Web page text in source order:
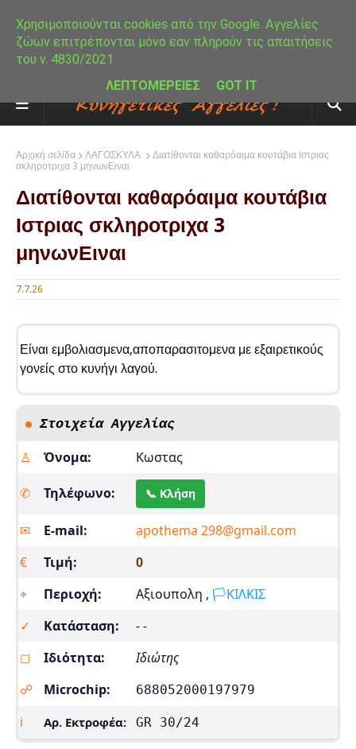
Αρχική σελίδα ΛΑΓΟΣΚΥΛΑ
Διατίθονται καθαρόαιμα κουτάβια Ιστριας
σκληροτριχα 3 μηνωνΕιναι
Διατίθονται καθαρόαιμα κουτάβια
Ιστριας σκληροτριχα 3
μηνωνΕιναι
7.7.26
Είναι εμβολιασμενα,αποπαρασιτομενα με εξαιρετικούς
γονείς στο κυνήγι λαγού.
Στοιχεία Αγγελίας
♙ Όνομα: Κωστας
✆ Τηλέφωνο: 📞 Κλήση
✉︎ E-mail:
apothema 298@gmail.com
€
Τιμή:
0
⌖
Περιοχή: Αξιουπολη , 🏳️ΚΙΛΚΙΣ
✓
Κατάσταση:
- -
◻
Ιδιότητα:
Ιδιώτης
☍
Microchip: 688052000197979
ℹ Αρ. Εκτροφέα: GR 30/24
Χρησιμοποιούνται cookies από την Google. Αγγελίες
ζώων επιτρέπονται μόνο εαν πληρούν τις απαιτήσεις
του ν. 4830/2021
ΛΕΠΤΟΜΕΡΕΙΕΣ
GOT IT